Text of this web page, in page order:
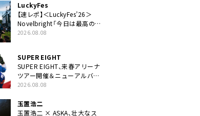
うだい」
LuckyFes
【速レポ】＜LuckyFes’26＞
Novelbright「今日は最高のフ
ェス日和。最高の休日を、最
2026.08.08
SUPER EIGHT
SUPER EIGHT、来春アリーナ
ツアー開催＆ニューアルバム
発売決定げるEP『ダンダー
2026.08.08
玉置浩二
玉置浩二 × ASKA、壮大なス